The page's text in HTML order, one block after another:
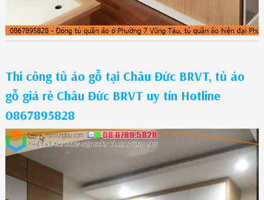
Thi công tủ áo gỗ tại Châu Đức BRVT, tủ áo
gỗ giá rẻ Châu Đức BRVT uy tín Hotline
0867895828